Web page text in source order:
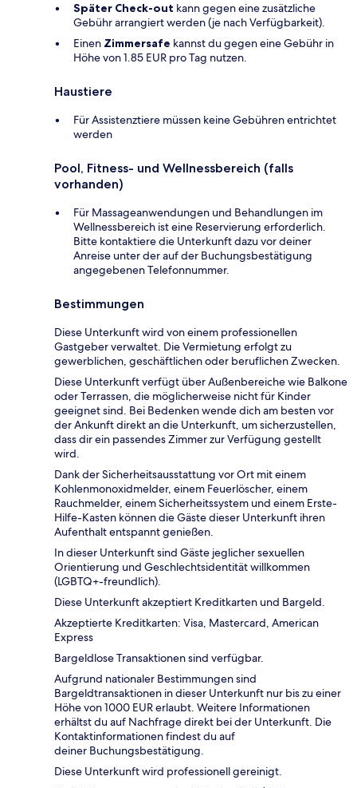
Später Check-out kann gegen eine zusätzliche
Gebühr arrangiert werden (je nach Verfügbarkeit).
Einen Zimmersafe kannst du gegen eine Gebühr in
Höhe von 1.85 EUR pro Tag nutzen.
Haustiere
Für Assistenztiere müssen keine Gebühren entrichtet
werden
Pool, Fitness- und Wellnessbereich (falls
vorhanden)
Für Massageanwendungen und Behandlungen im
Wellnessbereich ist eine Reservierung erforderlich.
Bitte kontaktiere die Unterkunft dazu vor deiner
Anreise unter der auf der Buchungsbestätigung
angegebenen Telefonnummer.
Bestimmungen
Diese Unterkunft wird von einem professionellen
Gastgeber verwaltet. Die Vermietung erfolgt zu
gewerblichen, geschäftlichen oder beruflichen Zwecken.
Diese Unterkunft verfügt über Außenbereiche wie Balkone
oder Terrassen, die möglicherweise nicht für Kinder
geeignet sind. Bei Bedenken wende dich am besten vor
der Ankunft direkt an die Unterkunft, um sicherzustellen,
dass dir ein passendes Zimmer zur Verfügung gestellt
wird.
Dank der Sicherheitsausstattung vor Ort mit einem
Kohlenmonoxidmelder, einem Feuerlöscher, einem
Rauchmelder, einem Sicherheitssystem und einem Erste-
Hilfe-Kasten können die Gäste dieser Unterkunft ihren
Aufenthalt entspannt genießen.
In dieser Unterkunft sind Gäste jeglicher sexuellen
Orientierung und Geschlechtsidentität willkommen
(LGBTQ+-freundlich).
Diese Unterkunft akzeptiert Kreditkarten und Bargeld.
Akzeptierte Kreditkarten: Visa, Mastercard, American
Express
Bargeldlose Transaktionen sind verfügbar.
Aufgrund nationaler Bestimmungen sind
Bargeldtransaktionen in dieser Unterkunft nur bis zu einer
Höhe von 1000 EUR erlaubt. Weitere Informationen
erhältst du auf Nachfrage direkt bei der Unterkunft. Die
Kontaktinformationen findest du auf
deiner Buchungsbestätigung.
Diese Unterkunft wird professionell gereinigt.